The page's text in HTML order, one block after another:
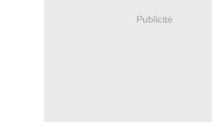
Publicité